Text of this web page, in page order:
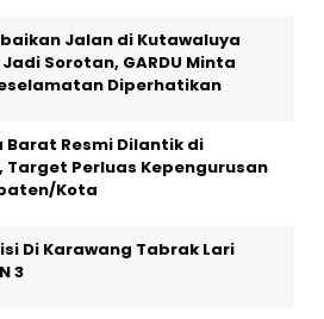
Jalan di Kutawaluya
Sorotan, GARDU Minta
Diperhatikan
Barat Resmi Dilantik di
Target Perluas Kepengurusan
Kota
Di Karawang Tabrak Lari
3